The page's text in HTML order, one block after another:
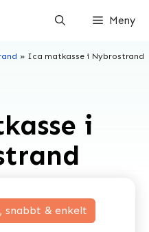
Meny
» Ica matkasse i Nybrostrand
i
snabbt & enkelt